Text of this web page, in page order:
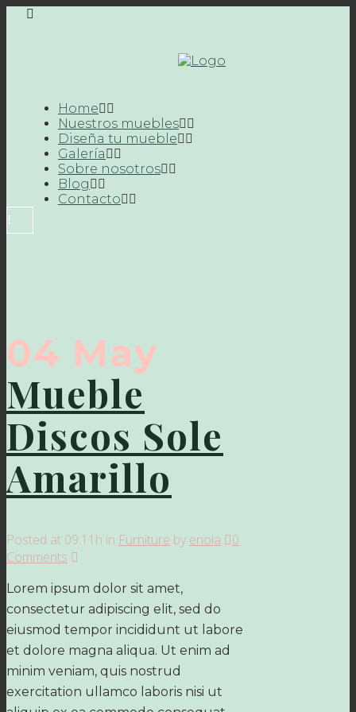
Home
Nuestros muebles
Diseña tu mueble
Galería
Sobre nosotros
Blog
Contacto
04 May
Mueble
Discos Sole
Amarillo
Posted at 09:11h in Furniture by enola
0
Comments
Lorem ipsum dolor sit amet,
consectetur adipiscing elit, sed do
eiusmod tempor incididunt ut labore
et dolore magna aliqua. Ut enim ad
minim veniam, quis nostrud
exercitation ullamco laboris nisi ut